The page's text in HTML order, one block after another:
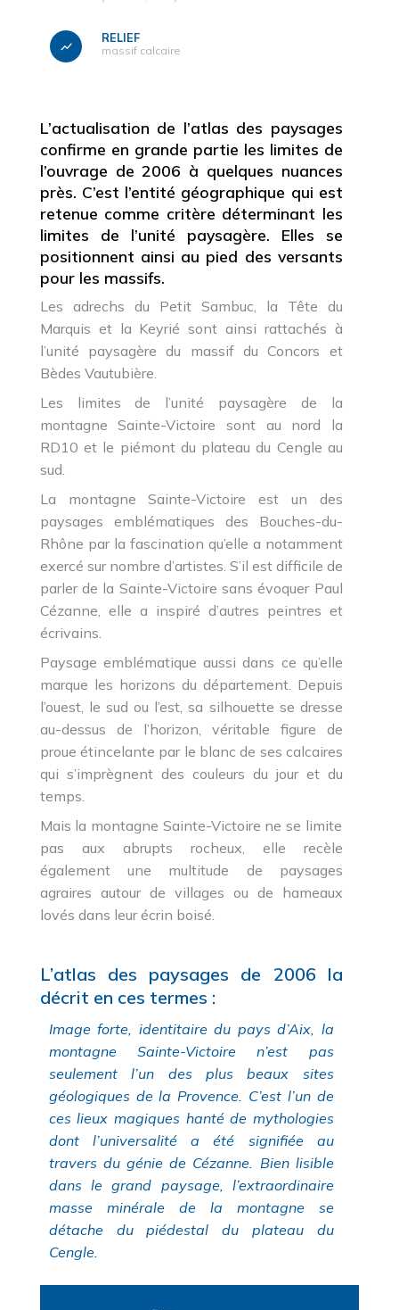
RELIEF
massif calcaire
L’actualisation de l’atlas des paysages
confirme en grande partie les limites de
l’ouvrage de 2006 à quelques nuances
près. C’est l’entité géographique qui est
retenue comme critère déterminant les
limites de l’unité paysagère. Elles se
positionnent ainsi au pied des versants
pour les massifs.
Les adrechs du Petit Sambuc, la Tête du
Marquis et la Keyrié sont ainsi rattachés à
l’unité paysagère du massif du Concors et
Bèdes Vautubière.
Les limites de l’unité paysagère de la
montagne Sainte-Victoire sont au nord la
RD10 et le piémont du plateau du Cengle au
sud.
La montagne Sainte-Victoire est un des
paysages emblématiques des Bouches-du-
Rhône par la fascination qu’elle a notamment
exercé sur nombre d’artistes. S’il est difficile de
parler de la Sainte-Victoire sans évoquer Paul
Cézanne, elle a inspiré d’autres peintres et
écrivains.
Paysage emblématique aussi dans ce qu’elle
marque les horizons du département. Depuis
l’ouest, le sud ou l’est, sa silhouette se dresse
au-dessus de l’horizon, véritable figure de
proue étincelante par le blanc de ses calcaires
qui s’imprègnent des couleurs du jour et du
temps.
Mais la montagne Sainte-Victoire ne se limite
pas aux abrupts rocheux, elle recèle
également une multitude de paysages
agraires autour de villages ou de hameaux
lovés dans leur écrin boisé.
L’atlas des paysages de 2006 la
décrit en ces termes :
Image forte, identitaire du pays d’Aix, la
montagne Sainte-Victoire n’est pas
seulement l’un des plus beaux sites
géologiques de la Provence. C’est l’un de
ces lieux magiques hanté de mythologies
dont l’universalité a été signifiée au
travers du génie de Cézanne. Bien lisible
dans le grand paysage, l’extraordinaire
masse minérale de la montagne se
détache du piédestal du plateau du
Cengle.